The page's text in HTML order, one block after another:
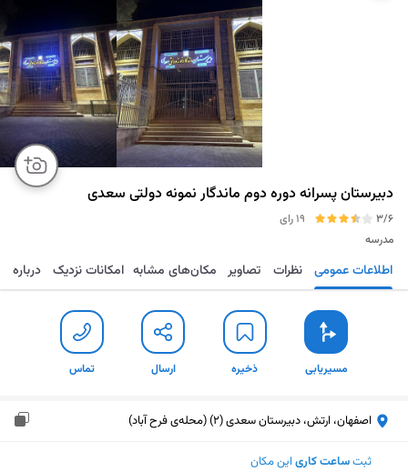
دبیرستان پسرانه دوره دوم ماندگار نمونه دولتی سعدی
3/6
19 رای
مدرسه
مسیریابی ذخیره ارسال تماس اطلاعات عمومی نظرات تصاویر مکان‌های مشابه امکانات نزدیک درباره
مسیریابی ذخیره ارسال تماس
اصفهان، ارتش، دبیرستان سعدی (2) (محله‌ی فرح آباد)
ثبتساعت کاری این مکان